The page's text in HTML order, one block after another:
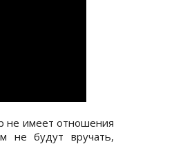
не имеет отношения
не будут вручать,